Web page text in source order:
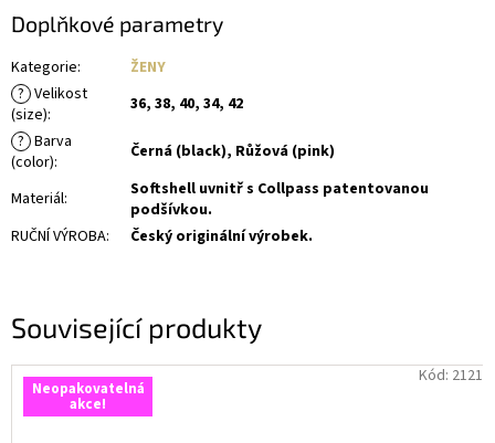
Související produkty
Neopakovatelná
akce!
Kód: 2121
Doplňkové parametry
Kategorie:
ŽENY
? Velikost
(size):
36, 38, 40, 34, 42
? Barva
(color): Černá (black), Růžová (pink)
Materiál:
Softshell uvnitř s Collpass patentovanou
podšívkou.
RUČNÍ VÝROBA: Český originální výrobek.